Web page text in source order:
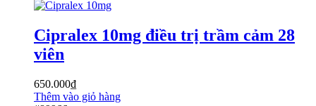
Cipralex 10mg điều trị trầm cảm 28
viên
650.000₫
Thêm vào giỏ hàng